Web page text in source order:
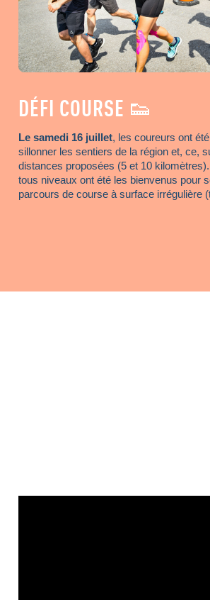
DÉFI COURSE 👟
Le samedi 16 juillet, les coureurs ont
sillonner les sentiers de la région et, ce,
distances proposées (5 et 10
tous niveaux ont été les bienvenus pour
parcours de course à surface irrégulière